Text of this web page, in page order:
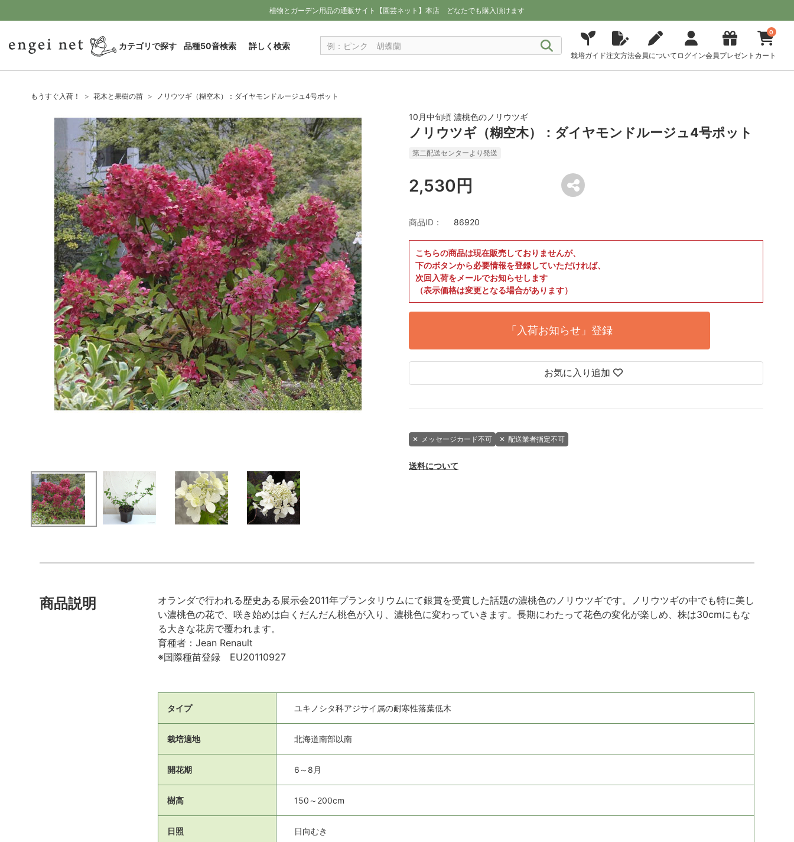
植物とガーデン用品の通販サイト【園芸ネット】本店 どなたでも購入頂けます
カテゴリで探す 品種50音検索 詳しく検索
栽培ガイド注文方法会員について ログイン会員プレゼント
0
カート
もうすぐ入荷！ 花木と果樹の苗 ノリウツギ（糊空木）：ダイヤモンドルージュ4号ポット
10月中旬頃 濃桃色のノリウツギ
ノリウツギ（糊空木）：ダイヤモンドルージュ4号ポット
第二配送センターより発送
2,530円
商品ID： 86920
こちらの商品は現在販売しておりませんが、
下のボタンから必要情報を登録していただければ、
次回入荷をメールでお知らせします
（表示価格は変更となる場合があります）
「入荷お知らせ」登録
お気に入り追加
✕ メッセージカード不可 ✕ 配送業者指定不可
送料について
商品説明
オランダで行われる歴史ある展示会2011年プランタリウムにて銀賞を受賞した話題の濃桃色のノリウツギです。ノリウツギの中でも特に美し
い濃桃色の花で、咲き始めは白くだんだん桃色が入り、濃桃色に変わっていきます。長期にわたって花色の変化が楽しめ、株は30cmにもな
る大きな花房で覆われます。
育種者：Jean Renault
※国際種苗登録 EU20110927
タイプ ユキノシタ科アジサイ属の耐寒性落葉低木
栽培適地 北海道南部以南
開花期 6～8月
樹高 150～200cm
日照 日向むき